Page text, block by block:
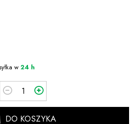
w 24 h
DO KOSZYKA